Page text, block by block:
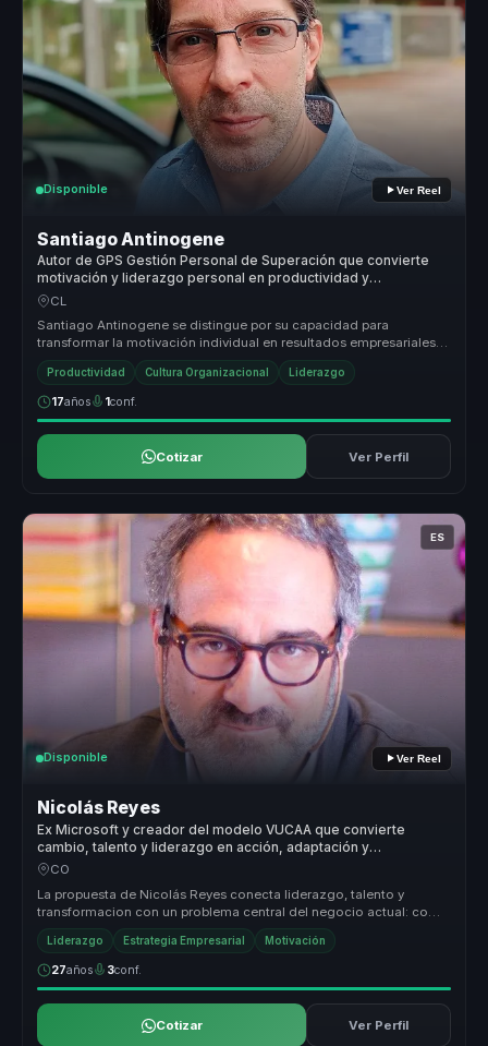
Disponible Ver Reel
Santiago Antinogene
Autor de GPS Gestión Personal de Superación que convierte
motivación y liderazgo personal en productividad y
compromiso para equipos.
CL
Santiago Antinogene se distingue por su capacidad para
transformar la motivación individual en resultados empresariales
concretos. Su enf...
Productividad Cultura Organizacional Liderazgo
17años 1conf.
Cotizar Ver Perfil
ES
Disponible Ver Reel
Nicolás Reyes
Ex Microsoft y creador del modelo VUCAA que convierte
cambio, talento y liderazgo en acción, adaptación y
productividad para equipos.
CO
La propuesta de Nicolás Reyes conecta liderazgo, talento y
transformacion con un problema central del negocio actual: como
responder con ...
Liderazgo Estrategia Empresarial Motivación
27años 3conf.
Cotizar Ver Perfil